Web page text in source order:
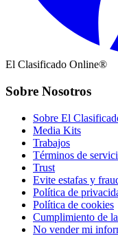
El Clasificado Online®
Sobre Nosotros
Sobre El
Media Kits
Trabajos
Términos de
Trust
Evite estafas y
Política de
Política de cookies
Cumplimiento de
No vender mi